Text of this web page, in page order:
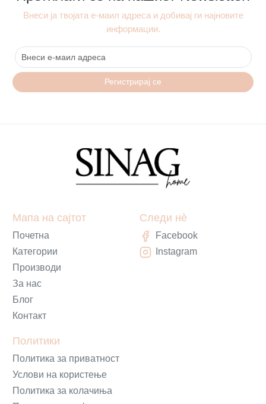
Внеси ја твојата е-маил адреса и добивај ги најновите
информации.
Регистрирај се
Мапа на сајтот
Почетна
Категории
Производи
За нас
Блог
Контакт
Политики
Политика за приватност
Услови на користење
Политика за колачиња
Следи нè
Facebook
Instagram